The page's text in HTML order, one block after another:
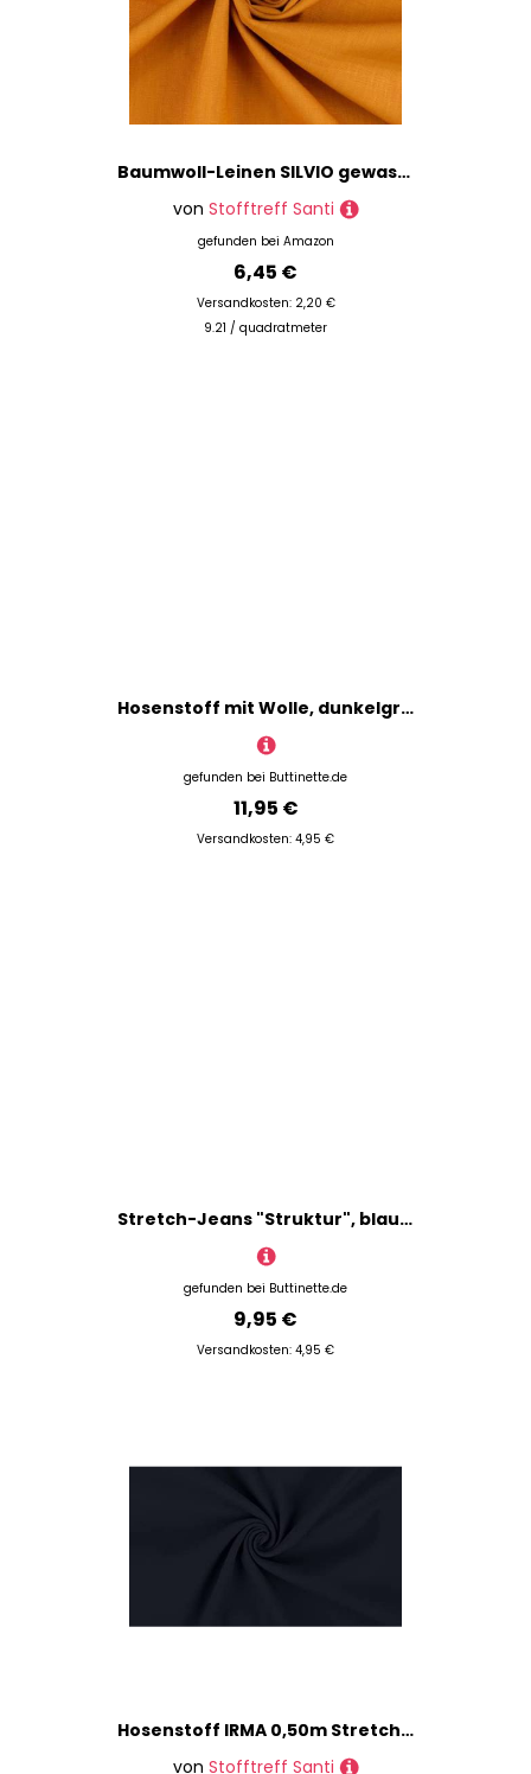
Baumwoll-Leinen SILVIO gewaschen 75% Leinen Öko-Tex Standard 100 Klasse 1 Qualität 50cm - Breite ca. 140cm Hosenstoff Bekleidungsstoff Meterware (Gelborange)
von Stofftreff Santi
gefunden bei Amazon
6,45 €
Versandkosten: 2,20 €
9.21 / quadratmeter
Hosenstoff mit Wolle, dunkelgrau
gefunden bei Buttinette.de
11,95 €
Versandkosten: 4,95 €
Stretch-Jeans "Struktur", blau-weiß
gefunden bei Buttinette.de
9,95 €
Versandkosten: 4,95 €
Hosenstoff IRMA 0,50m Stretch Baumwollköper für Hosen und Röcke - 145cm Breit-Gewicht 230g/qm - Meterware Stoffe Bekleidungsstoffe (Marine)
von Stofftreff Santi